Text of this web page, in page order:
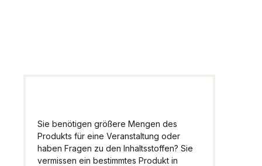
Sie benötigen größere Mengen des
Produkts für eine Veranstaltung oder
haben Fragen zu den Inhaltsstoffen? Sie
vermissen ein bestimmtes Produkt in